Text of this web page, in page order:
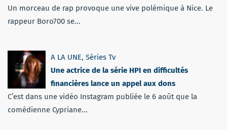
Un morceau de rap provoque une vive polémique à Nice. Le
rappeur Boro700 se...
A LA UNE, Séries Tv
Une actrice de la série HPI en difficultés
financières lance un appel aux dons
C’est dans une vidéo Instagram publiée le 6 août que la
comédienne Cypriane...